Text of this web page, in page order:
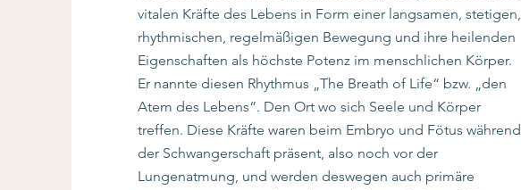
vitalen Kräfte des Lebens in Form einer langsamen, stetigen,
rhythmischen, regelmäßigen Bewegung und ihre heilenden
Eigenschaften als höchste Potenz im menschlichen Körper.
Er nannte diesen Rhythmus „The Breath of Life“ bzw. „den
Atem des Lebens“. Den Ort wo sich Seele und Körper
treffen. Diese Kräfte waren beim Embryo und Fötus während
der Schwangerschaft präsent, also noch vor der
Lungenatmung, und werden deswegen auch primäre